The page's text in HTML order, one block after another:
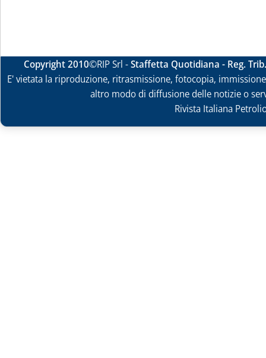
Copyright 2010©RIP Srl -Staffetta Quotidiana - Reg.
E' vietata la riproduzione, ritrasmissione, fotocopia,
altro modo di diffusione delle notizie o
Rivista Italiana